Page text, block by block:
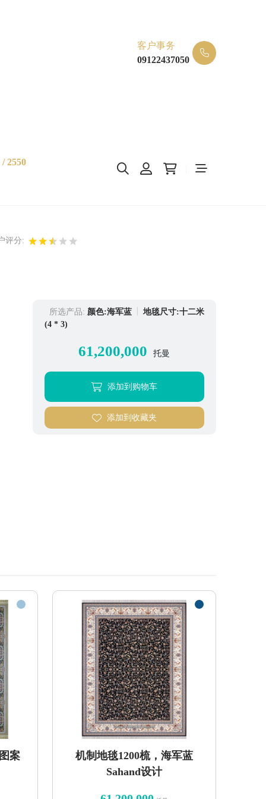
客户事务
09122437050
2550
评分:
所选产品: 颜色:海军蓝
地毯尺寸:十二米
(4 * 3)
61,200,000 托曼
添加到购物车
添加到收藏夹
案
机制地毯1200梳，海军蓝
Sahand设计